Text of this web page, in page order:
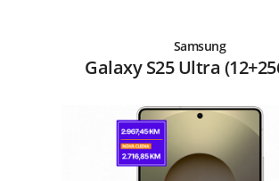
Samsung
Galaxy S25 Ultra